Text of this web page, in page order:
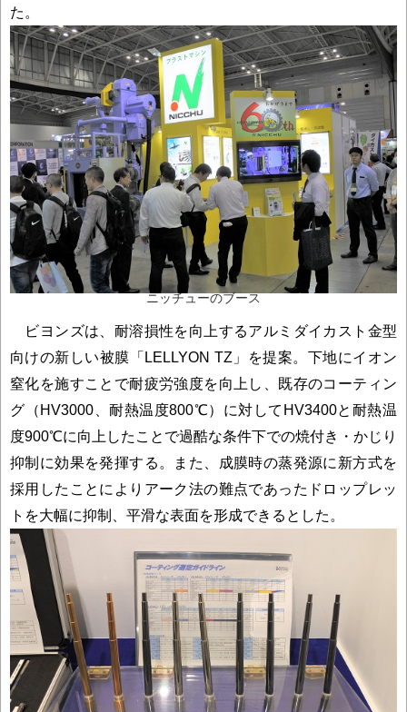
た。
ニッチューのブース
ビヨンズは、耐溶損性を向上するアルミダイカスト金型
向けの新しい被膜「LELLYON TZ」を提案。下地にイオン
窒化を施すことで耐疲労強度を向上し、既存のコーティン
グ（HV3000、耐熱温度800℃）に対してHV3400と耐熱温
度900℃に向上したことで過酷な条件下での焼付き・かじり
抑制に効果を発揮する。また、成膜時の蒸発源に新方式を
採用したことによりアーク法の難点であったドロップレッ
トを大幅に抑制、平滑な表面を形成できるとした。